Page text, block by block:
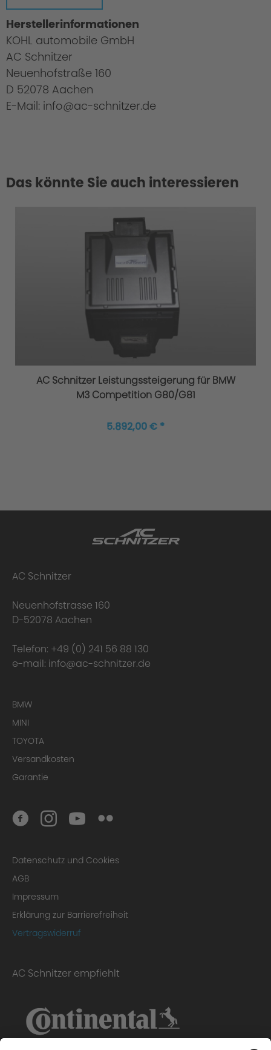
Herstellerinformationen
KOHL automobile GmbH
AC Schnitzer
Neuenhofstraße 160
D 52078 Aachen
E-Mail: info@ac-schnitzer.de
Das könnte Sie auch interessieren
AC Schnitzer Leistungssteigerung für BMW
M3 Competition G80/G81
5.892,00 € *
AC Schnitzer
Neuenhofstrasse 160
D-52078 Aachen
Telefon: +49 (0) 241 56 88 130
e-mail: info@ac-schnitzer.de
BMW
MINI
TOYOTA
Versandkosten
Garantie
Datenschutz und Cookies
AGB
Impressum
Erklärung zur Barrierefreiheit
Vertragswiderruf
AC Schnitzer empfiehlt